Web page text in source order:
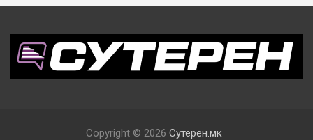
Copyright © 2026 Сутерен.мк